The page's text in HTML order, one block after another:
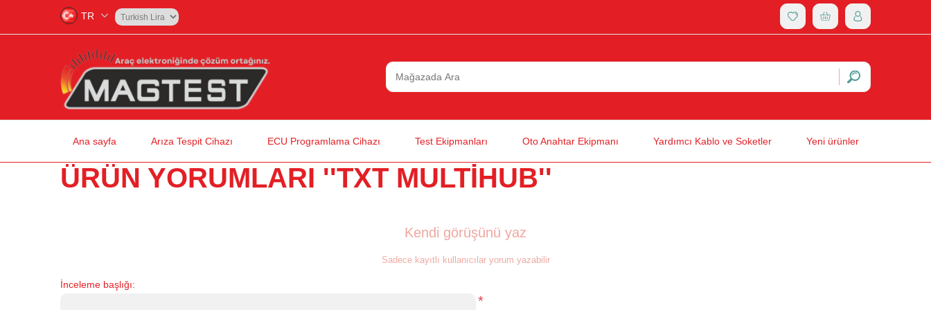
TR
Ana sayfa Arıza Tespit Cihazı ECU Programlama Cihazı Test Ekipmanları Oto Anahtar Ekipmanı Yardımcı Kablo ve Soketler Yeni ürünler
ÜRÜN YORUMLARI TXT MULTIHUB
Kendi görüşünü yaz
Sadece kayıtlı kullanıcılar yorum yazabilir
İnceleme başlığı:
*